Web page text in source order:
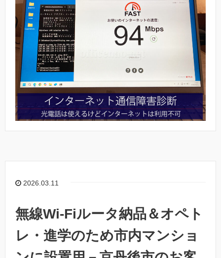
2026.03.11
無線Wi-Fiルータ納品＆オペト
レ・進学のため市内マンショ